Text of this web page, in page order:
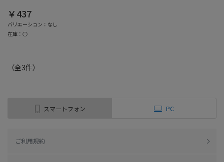
￥437
バリエーション：なし
在庫：○
（全3件）
スマートフォン PC
ご利用規約